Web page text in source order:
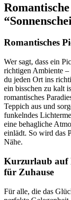
Romantisches
Wer sagt, dass ein
richtigen Ambiente –
du jeden Ort ins
ein bisschen zu kalt
romantisches
Teppich aus und
funkelndes
eine behagliche
einlädt. So wird das
Nähe.
Kurzurlaub auf
für Zuhause
Für alle, die das